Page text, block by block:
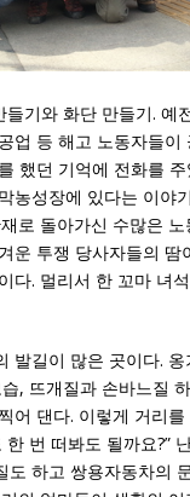
기와 화단 만들기. 예
업 등 해고 노동자들이
했던 기억에 전화를
농성장에 있다는 이야
로 돌아가신 수많은
운 투쟁 당사자들의 땀
다. 멀리서 한 꼬마 녀
발길이 많은 곳이다.
, 뜨개질과 손바느질
어 댄다. 이렇게 거리
한 번 떠봐도 될까요?”
도 하고 쌍용자동차의